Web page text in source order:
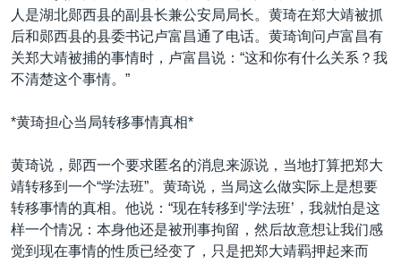
人是湖北郧西县的副县长兼公安局局长。黄琦在郑大靖被抓
后和郧西县的县委书记卢富昌通了电话。黄琦询问卢富昌有
关郑大靖被捕的事情时，卢富昌说：“这和你有什么关系？我
不清楚这个事情。”
*黄琦担心当局转移事情真相*
黄琦说，郧西一个要求匿名的消息来源说，当地打算把郑大
靖转移到一个“学法班”。黄琦说，当局这么做实际上是想要
转移事情的真相。他说：“现在转移到‘学法班’，我就怕是这
样一个情况：本身他还是被刑事拘留，然后故意想让我们感
觉到现在事情的性质已经变了，只是把郑大靖羁押起来而